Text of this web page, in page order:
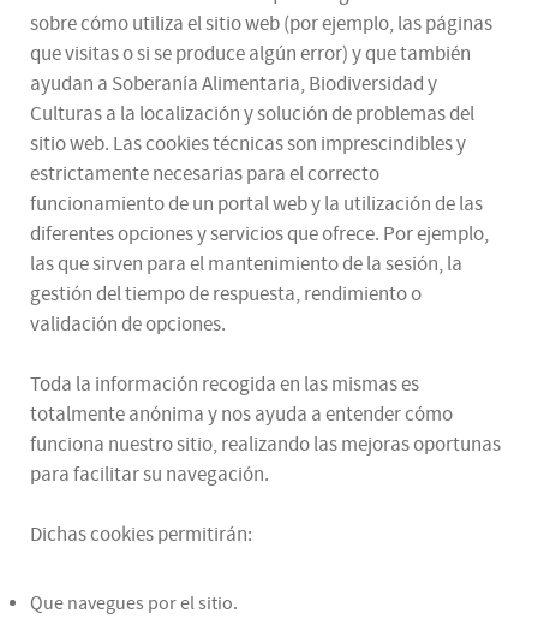
sobre cómo utiliza el sitio web (por ejemplo, las páginas
que visitas o si se produce algún error) y que también
ayudan a Soberanía Alimentaria, Biodiversidad y
Culturas a la localización y solución de problemas del
sitio web. Las cookies técnicas son imprescindibles y
estrictamente necesarias para el correcto
funcionamiento de un portal web y la utilización de las
diferentes opciones y servicios que ofrece. Por ejemplo,
las que sirven para el mantenimiento de la sesión, la
gestión del tiempo de respuesta, rendimiento o
validación de opciones.
Toda la información recogida en las mismas es
totalmente anónima y nos ayuda a entender cómo
funciona nuestro sitio, realizando las mejoras oportunas
para facilitar su navegación.
Dichas cookies permitirán:
Que navegues por el sitio.